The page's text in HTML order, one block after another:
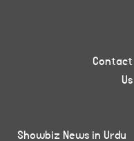
Contact
Us
Showbiz News in Urdu